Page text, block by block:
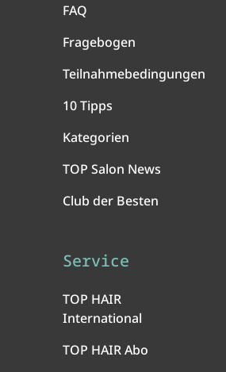
FAQ
Fragebogen
Teilnahmebedingungen
10 Tipps
Kategorien
TOP Salon News
Club der Besten
Service
TOP HAIR
International
TOP HAIR Abo